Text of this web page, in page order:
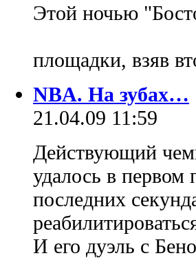
Этой ночью
площадки, взяв
NBA. На зубах…
21.04.09 11:59
Действующий
удалось в первом
последних
И его дуэль с